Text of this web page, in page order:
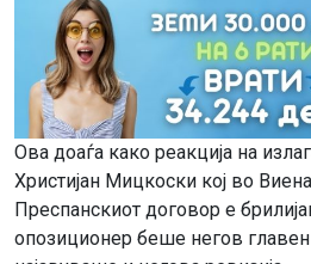
Ова доаѓа како реакција на
Христијан Мицкоски кој во
Преспанскиот договор е
опозиционер беше негов